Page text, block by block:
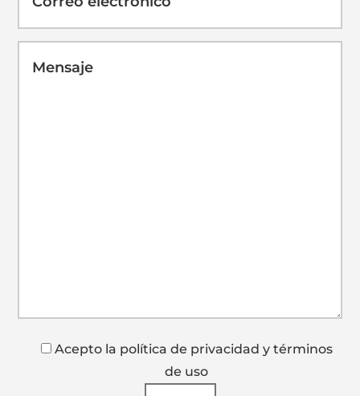
Acepto la política de privacidad y términos
de uso